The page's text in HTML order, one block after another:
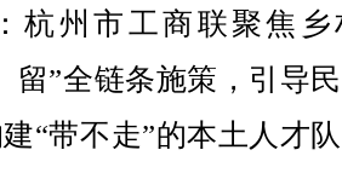
州市工商联聚焦乡
留”全链条施策，引导
“带不走”的本土人才